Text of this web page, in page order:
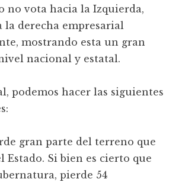
no vota hacia la Izquierda,
la derecha empresarial
mostrando esta un gran
nacional y estatal.
podemos hacer las siguientes
gran parte del terreno que
Estado. Si bien es cierto que
pierde 54